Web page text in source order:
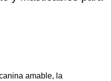
amable, la